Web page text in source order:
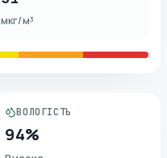
мкг/м³
ВОЛОГІСТЬ
94%